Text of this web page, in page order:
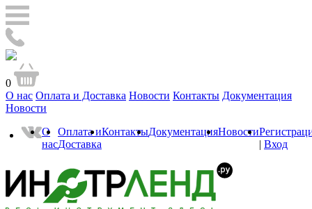
0
О нас Оплата и Доставка Новости Контакты Документация
Новости
О
нас
Оплата и
Доставка
КонтактыДокументацияНовости
| Вход